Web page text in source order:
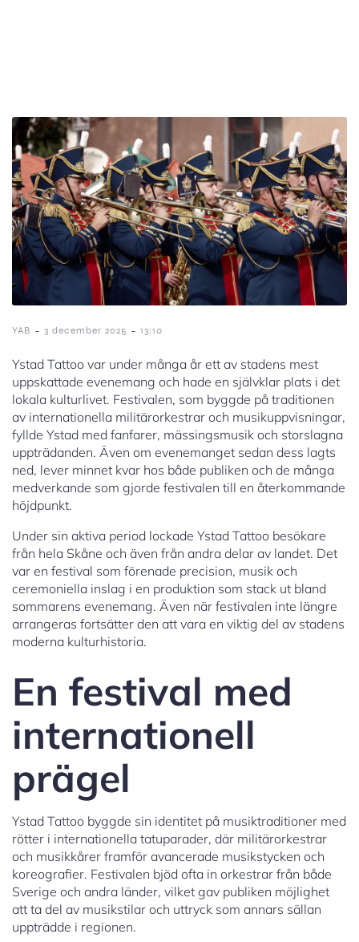
YAB - 3 december 2025 - 13:10
Ystad Tattoo var under många år ett av stadens mest
uppskattade evenemang och hade en självklar plats i det
lokala kulturlivet. Festivalen, som byggde på traditionen
av internationella militärorkestrar och musikuppvisningar,
fyllde Ystad med fanfarer, mässingsmusik och storslagna
uppträdanden. Även om evenemanget sedan dess lagts
ned, lever minnet kvar hos både publiken och de många
medverkande som gjorde festivalen till en återkommande
höjdpunkt.
Under sin aktiva period lockade Ystad Tattoo besökare
från hela Skåne och även från andra delar av landet. Det
var en festival som förenade precision, musik och
ceremoniella inslag i en produktion som stack ut bland
sommarens evenemang. Även när festivalen inte längre
arrangeras fortsätter den att vara en viktig del av stadens
moderna kulturhistoria.
En festival med
internationell
prägel
Ystad Tattoo byggde sin identitet på musiktraditioner med
rötter i internationella tatuparader, där militärorkestrar
och musikkårer framför avancerade musikstycken och
koreografier. Festivalen bjöd ofta in orkestrar från både
Sverige och andra länder, vilket gav publiken möjlighet
att ta del av musikstilar och uttryck som annars sällan
uppträdde i regionen.